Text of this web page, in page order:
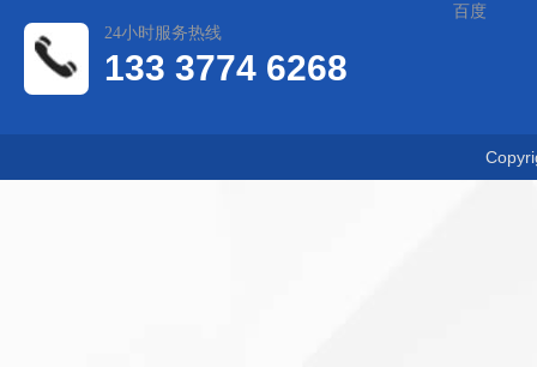
24小时服务热线
133 3774 6268
百度